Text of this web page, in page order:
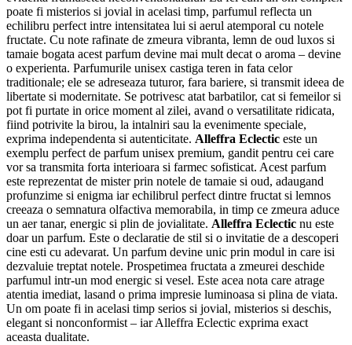
poate fi misterios si jovial in acelasi timp, parfumul reflecta un
echilibru perfect intre intensitatea lui si aerul atemporal cu notele
fructate. Cu note rafinate de zmeura vibranta, lemn de oud luxos si
tamaie bogata acest parfum devine mai mult decat o aroma – devine
o experienta. Parfumurile unisex castiga teren in fata celor
traditionale; ele se adreseaza tuturor, fara bariere, si transmit ideea de
libertate si modernitate. Se potrivesc atat barbatilor, cat si femeilor si
pot fi purtate in orice moment al zilei, avand o versatilitate ridicata,
fiind potrivite la birou, la intalniri sau la evenimente speciale,
exprima independenta si autenticitate. Alleffra Eclectic este un
exemplu perfect de parfum unisex premium, gandit pentru cei care
vor sa transmita forta interioara si farmec sofisticat. Acest parfum
este reprezentat de mister prin notele de tamaie si oud, adaugand
profunzime si enigma iar echilibrul perfect dintre fructat si lemnos
creeaza o semnatura olfactiva memorabila, in timp ce zmeura aduce
un aer tanar, energic si plin de jovialitate. Alleffra Eclectic nu este
doar un parfum. Este o declaratie de stil si o invitatie de a descoperi
cine esti cu adevarat. Un parfum devine unic prin modul in care isi
dezvaluie treptat notele. Prospetimea fructata a zmeurei deschide
parfumul intr-un mod energic si vesel. Este acea nota care atrage
atentia imediat, lasand o prima impresie luminoasa si plina de viata.
Un om poate fi in acelasi timp serios si jovial, misterios si deschis,
elegant si nonconformist – iar Alleffra Eclectic exprima exact
aceasta dualitate.